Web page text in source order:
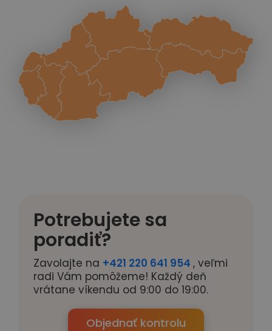
Potrebujete sa
poradiť?
Zavolajte na +421 220 641 954 , veľmi
radi Vám pomôžeme! Každý deň
vrátane víkendu od 9:00 do 19:00.
Objednať kontrolu